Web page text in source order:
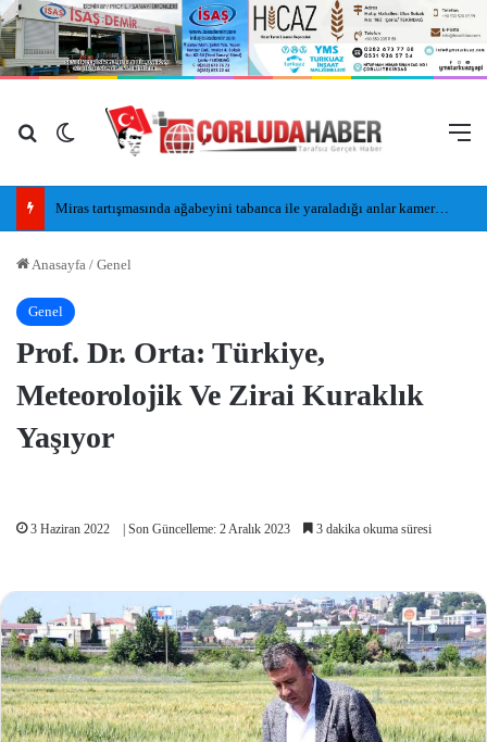
Arama yap ...
Dış görünümü değiştir
Miras tartışmasında ağabeyini tabanca ile yaraladığı anlar kamerada
Anasayfa / Genel
Genel
Prof. Dr. Orta: Türkiye,
Meteorolojik Ve Zirai Kuraklık
Yaşıyor
3 Haziran 2022 | Son Güncelleme: 2 Aralık 2023 3 dakika okuma süresi